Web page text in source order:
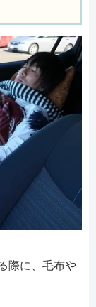
際に、毛布や